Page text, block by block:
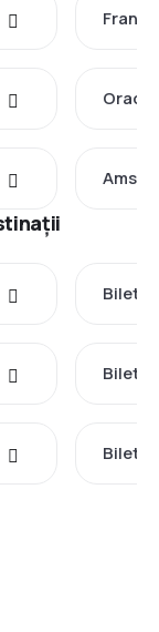
Bilete
Bilete
Bilete